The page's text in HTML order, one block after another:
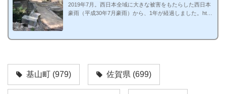
2019年7月。西日本全域に大きな被害をもたらした西日本
豪雨（平成30年7月豪雨）から、1年が経過しました。http
表。特に被害の大きかった広島、岡山をはじめ、最終的に
土砂災害も発生し、死者数が200名を超える大災害となっ
たのは記憶に新しいところです。基山町の受けた被害そん
基山町 (979) 佐賀県 (699)